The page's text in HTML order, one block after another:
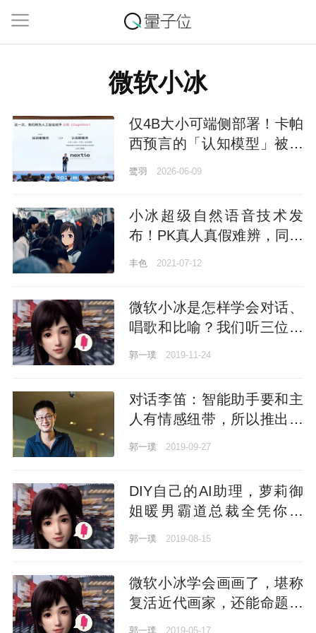
微软小冰
仅4B大小可端侧部署！卡帕
西预言的「认知模型」被国
产做出来了
鹭羽 2026-06-09
小冰超级自然语音技术发
布！PK真人真假难辨，同时
获独角兽轮融资
丰色 2021-07-12
微软小冰是怎样学会对话、
唱歌和比喻？我们听三位首
席科学家讲了讲背后的原理
郭一璞 2019-11-24
对话李笛：智能助手要和主
人有情感纽带，所以推出了
阿凡达框架
郭一璞 2019-09-27
DIY自己的AI助理，萝莉御
姐暖男霸道总裁全凭你定
义，微软小冰团队发布新框
郭一璞 2019-08-15
微软小冰学会画画了，堪称
复活近代画家，还能命题作
画
郭一璞 2019-05-17